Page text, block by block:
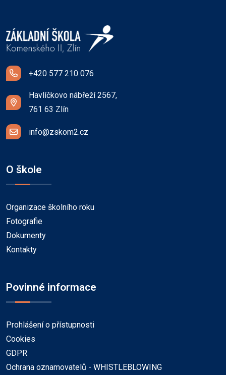
+420 577 210 076
Havlíčkovo nábřeží 2567,
761 63 Zlín
info@zskom2.cz
O škole
Organizace školního roku
Fotografie
Dokumenty
Kontakty
Povinné informace
Prohlášení o přístupnosti
Cookies
GDPR
Ochrana oznamovatelů - WHISTLEBLOWING